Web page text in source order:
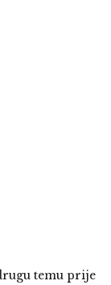
temu prije